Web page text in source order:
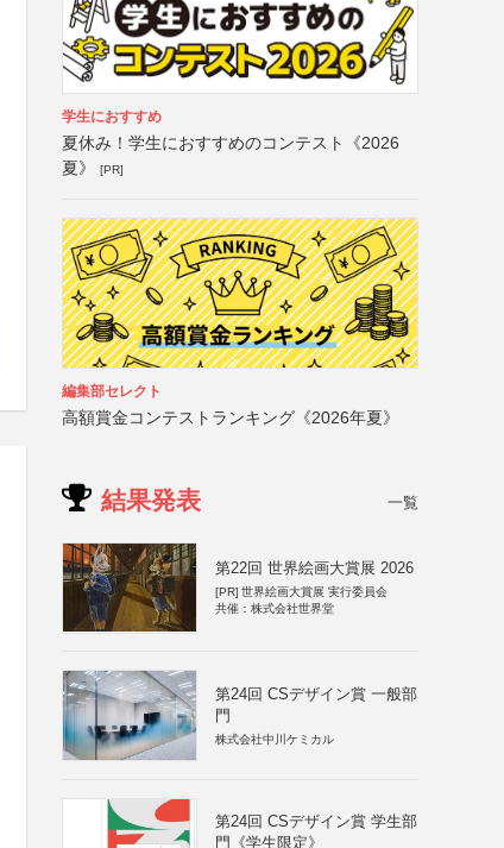
学生におすすめ
夏休み！学生におすすめのコンテスト《2026
夏》
[PR]
編集部セレクト
高額賞金コンテストランキング《2026年夏》
結果発表 一覧
第22回 世界絵画大賞展 2026
[PR] 世界絵画大賞展 実行委員会
共催：株式会社世界堂
第24回 CSデザイン賞 一般部
門
株式会社中川ケミカル
第24回 CSデザイン賞 学生部
門《学生限定》